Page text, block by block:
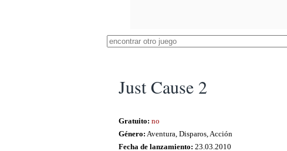
Just Cause 2
Gratuito: no
Género: Aventura, Disparos, Acción
Fecha de lanzamiento: 23.03.2010